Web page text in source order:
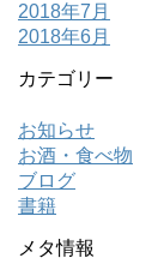
2018年7月
2018年6月
カテゴリー
お知らせ
お酒・食べ物
ブログ
書籍
メタ情報